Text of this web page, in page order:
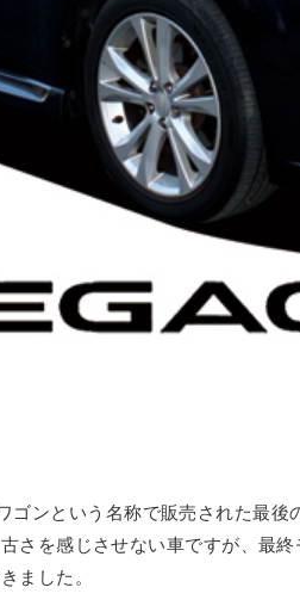
ンという名称で販売された最後
さを感じさせない車ですが、最
ました。